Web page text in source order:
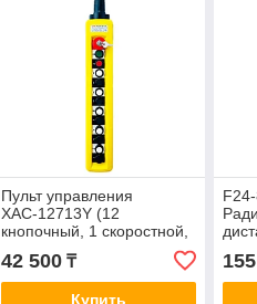
Пульт управления
ХАС-12713Y (12
кнопочный, 1 скоростной,
кнопки +СТОП+СТАРТ
+ключ-марка)
42 500₸
Купить